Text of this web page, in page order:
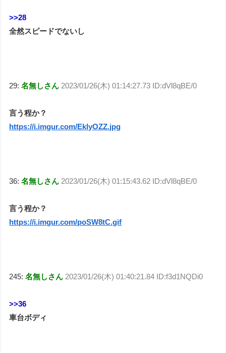
>>28
全然スピードでないし
29:名無しさん 2023/01/26(木) 01:14:27.73 ID:dVl8qBE/0
言う程か？
https://i.imgur.com/EklyOZZ.jpg
36:名無しさん 2023/01/26(木) 01:15:43.62 ID:dVl8qBE/0
言う程か？
https://i.imgur.com/poSW8tC.gif
245:名無しさん 2023/01/26(木) 01:40:21.84 ID:f3d1NQDi0
>>36
車台ボディ